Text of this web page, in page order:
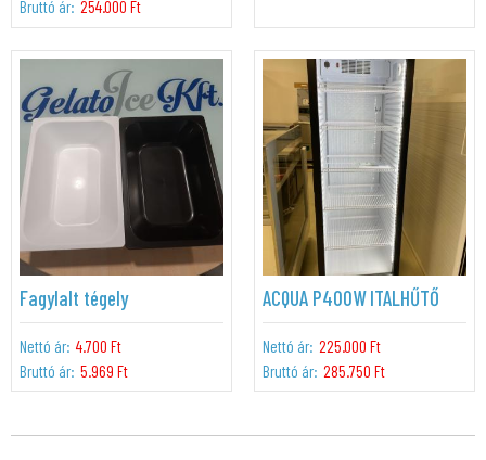
Bruttó ár: 254.000 Ft
Fagylalt tégely
Nettó ár: 4.700 Ft
Bruttó ár: 5.969 Ft
ACQUA P400W ITALHŰTŐ
Nettó ár: 225.000 Ft
Bruttó ár: 285.750 Ft